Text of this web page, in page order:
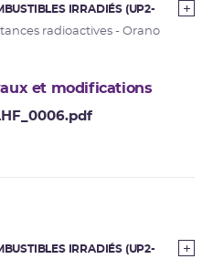
IRRADIÉS (UP2-
radioactives - Orano
et modifications
IRRADIÉS (UP2-